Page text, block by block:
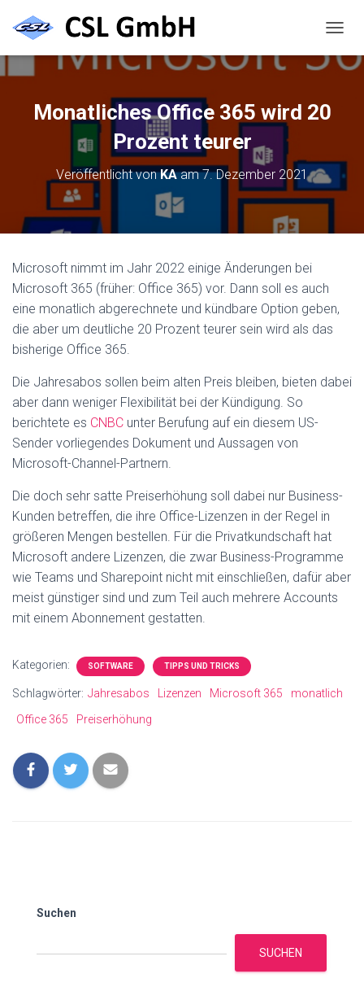
A
O
U
E
Monatliches Office 365 wird 20
Prozent teurer
Veröffentlicht vonKAam7. Dezember 2021
Microsoft nimmt im Jahr 2022 einige Änderungen bei
Microsoft 365 (früher: Office 365) vor. Dann soll es auch
eine monatlich abgerechnete und kündbare Option geben,
die aber um deutliche 20 Prozent teurer sein wird als das
bisherige Office 365.
Die Jahresabos sollen beim alten Preis bleiben, bieten dabei
aber dann weniger Flexibilität bei der Kündigung. So
berichtete es CNBC unter Berufung auf ein diesem US-
Sender vorliegendes Dokument und Aussagen von
Microsoft-Channel-Partnern.
Die doch sehr satte Preiserhöhung soll dabei nur Business-
Kunden betreffen, die ihre Office-Lizenzen in der Regel in
größeren Mengen bestellen. Für die Privatkundschaft hat
Microsoft andere Lizenzen, die zwar Business-Programme
wie Teams und Sharepoint nicht mit einschließen, dafür aber
meist günstiger sind und zum Teil auch mehrere Accounts
mit einem Abonnement gestatten.
Kategorien: SOFTWARE TIPPS UND TRICKS
Schlagwörter: Jahresabos Lizenzen Microsoft 365
monatlich
Office 365
Preiserhöhung
Suchen
SUCHEN